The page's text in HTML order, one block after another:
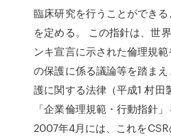
臨床研究を行うことができ
を定める。 この指針は、世
ンキ宣言に示された倫理規
の保護に係る議論等を踏ま
護に関する法律（平成1 村
「企業倫理規範・行動指針」
2007年4月には、これを